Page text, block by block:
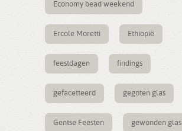
Economy bead weekend
Ercole Moretti Ethiopië
feestdagen findings
gefacetteerd gegoten glas
Gentse Feesten gewonden glas